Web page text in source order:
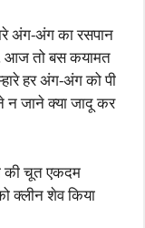
अंग-अंग का रसपान
आज तो बस कयामत
हर अंग-अंग को पी
न जाने क्या जादू कर
की चूत एकदम
क्लीन शेव किया